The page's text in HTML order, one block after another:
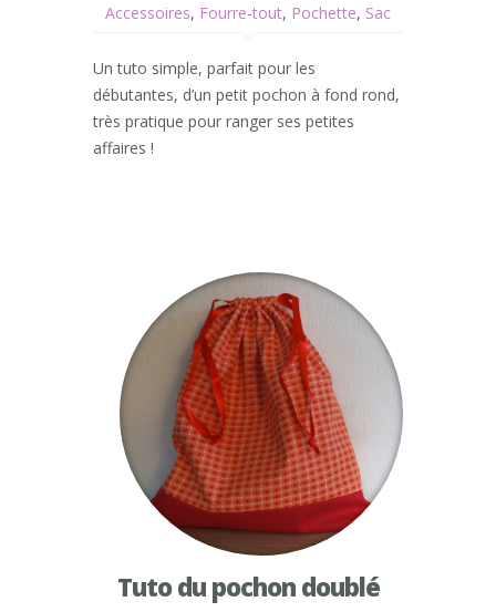
Accessoires, Fourre-tout, Pochette, Sac
Un tuto simple, parfait pour les
débutantes, d’un petit pochon à fond rond,
très pratique pour ranger ses petites
affaires !
Tuto du pochon doublé